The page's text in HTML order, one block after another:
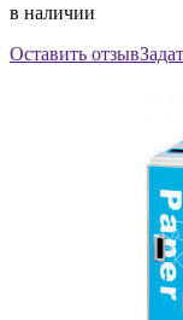
в наличии
Оставить отзыв